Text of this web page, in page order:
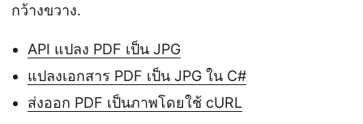
กว้างขวาง.
API แปลง PDF เป็น JPG
แปลงเอกสาร PDF เป็น JPG ใน C#
ส่งออก PDF เป็นภาพโดยใช้ cURL